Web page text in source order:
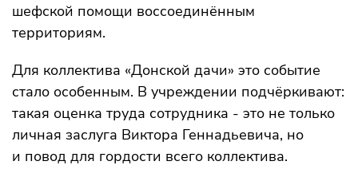
шефской помощи воссоединённым
территориям.
Для коллектива «Донской дачи» это событие
стало особенным. В учреждении подчёркивают:
такая оценка труда сотрудника - это не только
личная заслуга Виктора Геннадьевича, но
и повод для гордости всего коллектива.